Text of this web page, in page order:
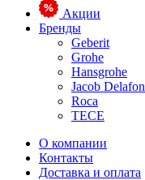
Акции
Бренды
Geberit
Grohe
Hansgrohe
Jacob Delafon
Roca
TECE
О компании
Контакты
Доставка и оплата